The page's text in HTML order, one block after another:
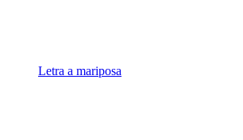
Letra a mariposa